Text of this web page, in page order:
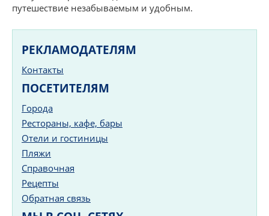
путешествие незабываемым и удобным.
РЕКЛАМОДАТЕЛЯМ
Контакты
ПОСЕТИТЕЛЯМ
Города
Рестораны, кафе, бары
Отели и гостиницы
Пляжи
Справочная
Рецепты
Обратная связь